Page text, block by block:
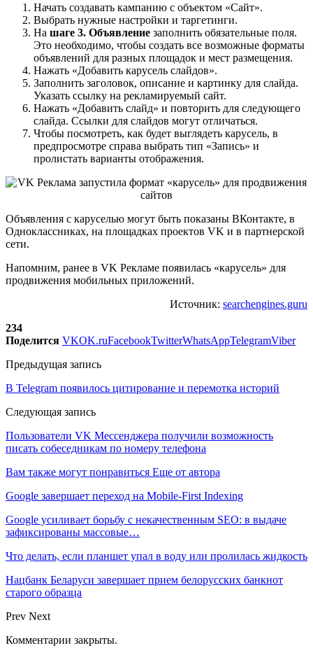
Начать создавать кампанию с объектом «Сайт».
Выбрать нужные настройки и таргетинги.
На шаге 3. Объявление заполнить обязательные поля.
Это необходимо, чтобы создать все возможные форматы
объявлений для разных площадок и мест размещения.
Нажать «Добавить карусель слайдов».
Заполнить заголовок, описание и картинку для слайда.
Указать ссылку на рекламируемый сайт.
Нажать «Добавить слайд» и повторить для следующего
слайда. Ссылки для слайдов могут отличаться.
Чтобы посмотреть, как будет выглядеть карусель, в
предпросмотре справа выбрать тип «Запись» и
пролистать варианты отображения.
Объявления с каруселью могут быть показаны ВКонтакте, в
Одноклассниках, на площадках проектов VK и в партнерской
сети.
Напомним, ранее в VK Рекламе появилась «карусель» для
продвижения мобильных приложений.
Источник: searchengines.guru
234
Поделится VKOK.ruFacebookTwitterWhatsAppTelegramViber
Предыдущая запись
В Telegram появилось цитирование и перемотка историй
Следующая запись
Пользователи VK Мессенджера получили возможность
писать собеседникам по номеру телефона
Вам также могут понравиться Еще от автора
Google завершает переход на Mobile-First Indexing
Google усиливает борьбу с некачественным SEO: в выдаче
зафиксированы массовые…
Что делать, если планшет упал в воду или пролилась жидкость
Нацбанк Беларуси завершает прием белорусских банкнот
старого образца
Prev Next
Комментарии закрыты.